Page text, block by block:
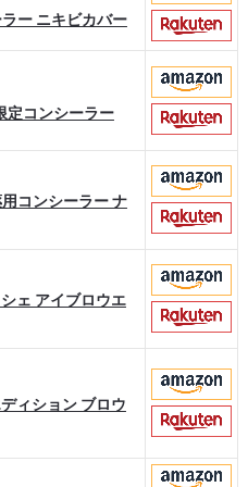
ー ニキビカバー
コンシーラー
コンシーラー ナ
ェ アイブロウエ
ィション ブロウ